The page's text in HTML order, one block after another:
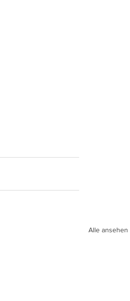
Alle ansehen